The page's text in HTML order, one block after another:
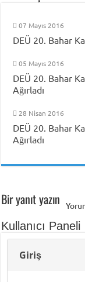
07 Mayıs 2016
DEÜ 20. Bahar
05 Mayıs 2016
DEÜ 20. Bahar
Ağırladı
28 Nisan 2016
DEÜ 20. Bahar
Ağırladı
Bir yanıt yazın
Kullanıcı Paneli
Giriş